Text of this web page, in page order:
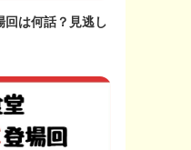
回は何話？見逃し